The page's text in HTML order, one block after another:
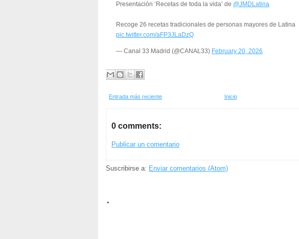
Presentación ‘Recetas de toda la vida’ de @JMDLatina
Recoge 26 recetas tradicionales de personas mayores de Latina
pic.twitter.com/aFP3JLaDzQ
— Canal 33 Madrid (@CANAL33) February 20, 2026
Entrada más reciente Inicio
0 comments:
Publicar un comentario
Suscribirse a: Enviar comentarios (Atom)
.